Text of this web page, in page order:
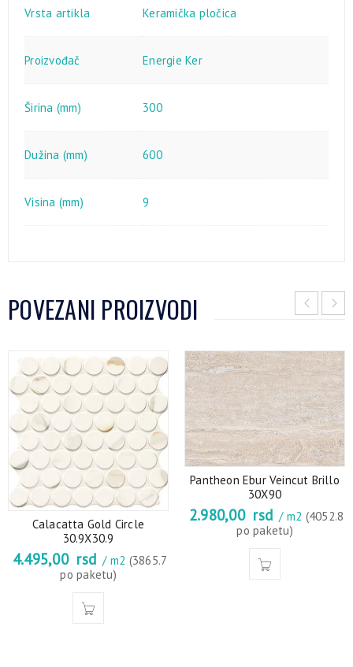
Vrsta artikla Keramička pločica
Proizvođač Energie Ker
Širina (mm) 300
Dužina (mm) 600
Visina (mm) 9
POVEZANI PROIZVODI
Calacatta Gold Circle
30.9X30.9
4.495,00 rsd / m2 (3865.7
po paketu)
Pantheon Ebur Veincut Brillo
30X90
2.980,00 rsd / m2 (4052.8
po paketu)